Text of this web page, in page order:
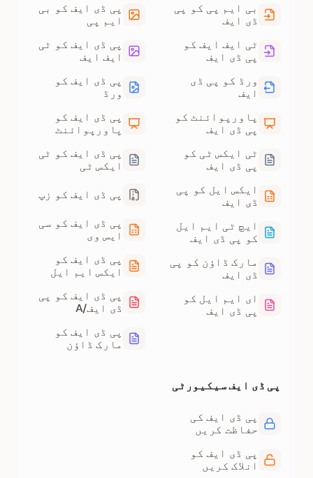
بی ایم پی کو پی
ڈی ایف
ٹی ایف ایف کو
پی ڈی ایف
ورڈ کو پی ڈی
ایف
پاورپوائنٹ کو
پی ڈی ایف
ٹی ایکس ٹی کو
پی ڈی ایف
ایکس ایل کو پی
ڈی ایف
ایچ ٹی ایم ایل
کو پی ڈی ایف
مارک ڈاؤن کو پی
ڈی ایف
ای ایم ایل کو
پی ڈی ایف
پی ڈی ایف کو بی
ایم پی
پی ڈی ایف کو ٹی
ایف ایف
پی ڈی ایف کو
ورڈ
پی ڈی ایف کو
پاورپوائنٹ
پی ڈی ایف کو ٹی
ایکس ٹی
پی ڈی ایف کو زپ
پی ڈی ایف کو سی
ایس وی
پی ڈی ایف کو
ایکس ایم ایل
پی ڈی ایف کو پی
ڈی ایف/A
پی ڈی ایف کو
مارک ڈاؤن
پی ڈی ایف سیکیورٹی
پی ڈی ایف کی
حفاظت کریں
پی ڈی ایف کو
انلاک کریں